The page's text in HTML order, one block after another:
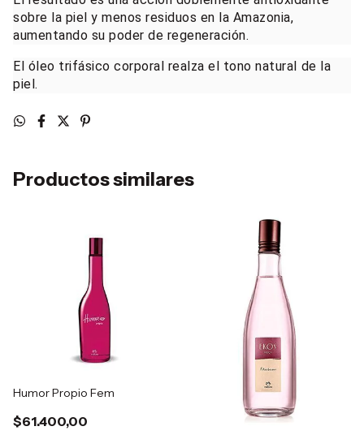
sobre la piel y menos residuos en la Amazonia,
aumentando su poder de regeneración.
El óleo trifásico corporal realza el tono natural de la
piel.
Productos similares
Humor Propio Fem
$61.400,00